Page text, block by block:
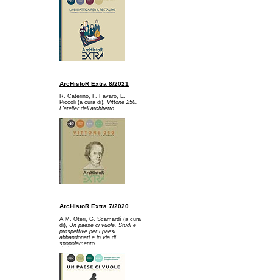
ArcHistoR Extra 8/2021
R. Caterino, F. Favaro, E.
Piccoli (a cura di), Vittone 250.
L'atelier dell'architetto
ArcHistoR Extra 7/2020
A.M. Oteri, G. Scamardì (a cura
di), Un paese ci vuole. Studi e
prospettive per i paesi
abbandonati e in via di
spopolamento